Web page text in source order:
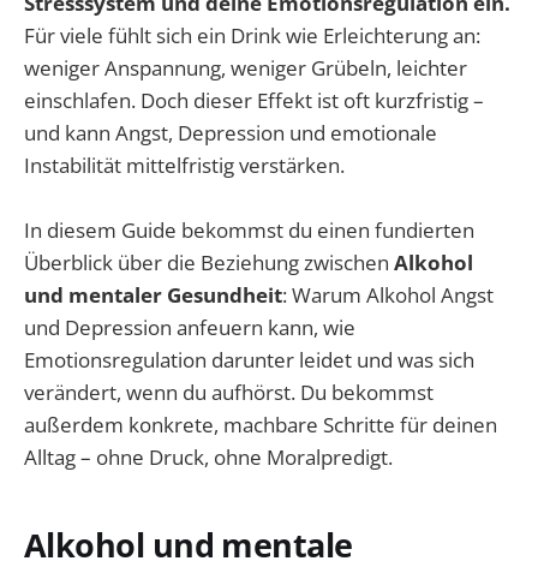
Für viele fühlt sich ein Drink wie Erleichterung an:
weniger Anspannung, weniger Grübeln, leichter
einschlafen. Doch dieser Effekt ist oft kurzfristig –
und kann Angst, Depression und emotionale
Instabilität mittelfristig verstärken.
In diesem Guide bekommst du einen fundierten
Überblick über die Beziehung zwischen Alkohol
und mentaler Gesundheit: Warum Alkohol Angst
und Depression anfeuern kann, wie
Emotionsregulation darunter leidet und was sich
verändert, wenn du aufhörst. Du bekommst
außerdem konkrete, machbare Schritte für deinen
Alltag – ohne Druck, ohne Moralpredigt.
Alkohol und mentale